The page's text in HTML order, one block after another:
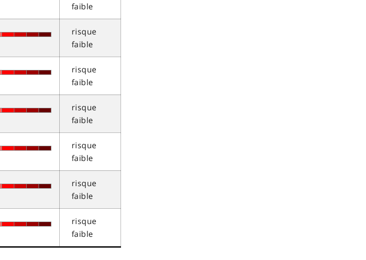
faible
risque
faible
risque
faible
risque
faible
risque
faible
risque
faible
risque
faible